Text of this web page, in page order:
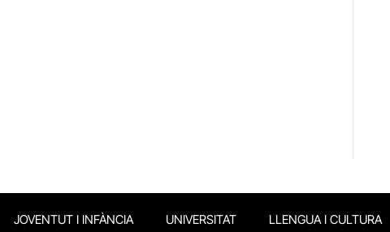
JOVENTUT I INFÀNCIA UNIVERSITAT LLENGUA I CULTURA